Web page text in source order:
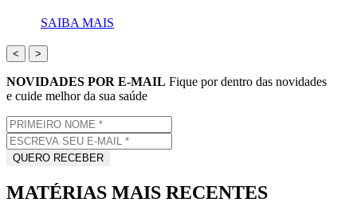
SAIBA MAIS
< >
NOVIDADES POR E-MAIL Fique por dentro das novidades
e cuide melhor da sua saúde
MATÉRIAS MAIS RECENTES